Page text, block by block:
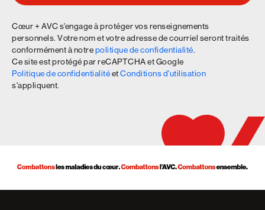
Cœur + AVC s’engage à protéger vos renseignements
personnels. Votre nom et votre adresse de courriel seront traités
conformément à notrepolitique de confidentialité
Ce site est protégé par reCAPTCHA et Google
Politique de confidentialitéetConditions d'utilisation
s'appliquent.